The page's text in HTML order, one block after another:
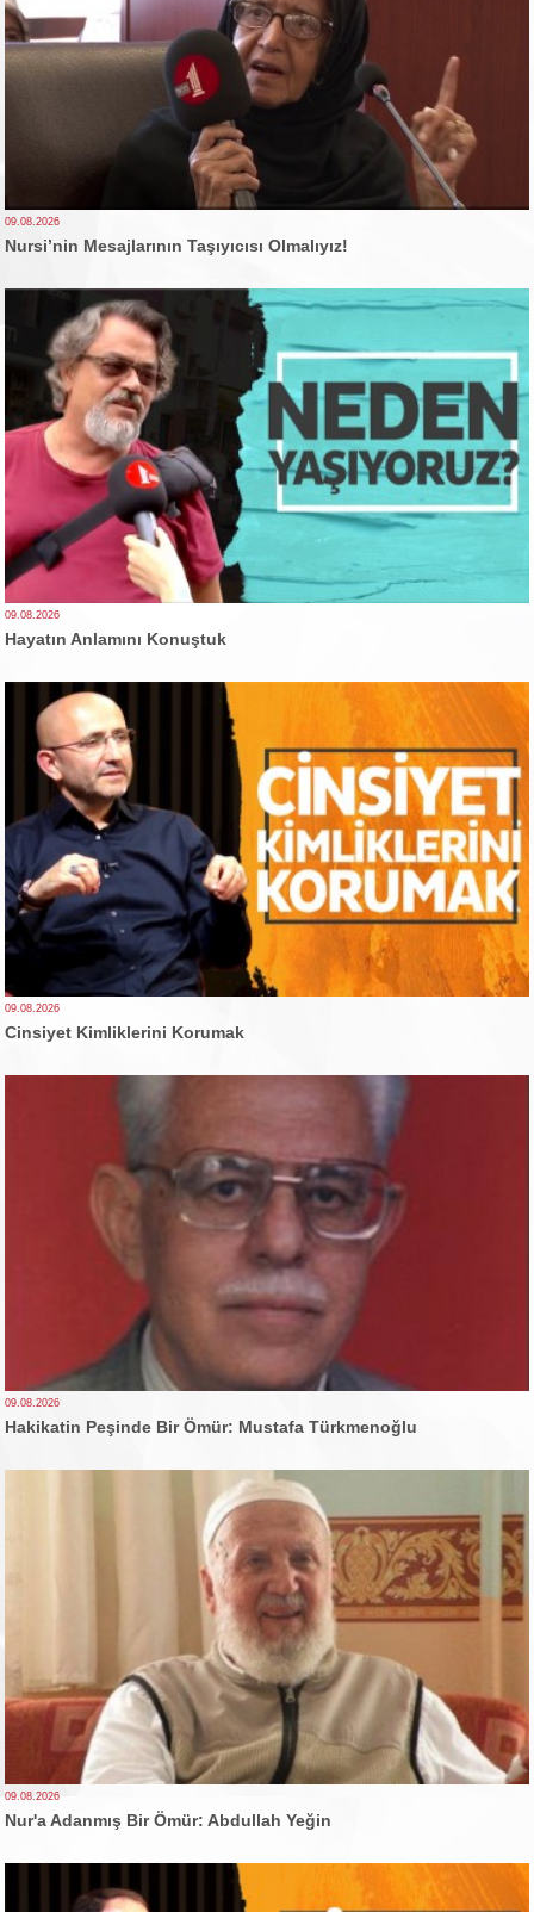
09.08.2026
Nursi’nin Mesajlarının Taşıyıcısı Olmalıyız!
09.08.2026
Hayatın Anlamını Konuştuk
09.08.2026
Cinsiyet Kimliklerini Korumak
09.08.2026
Hakikatin Peşinde Bir Ömür: Mustafa Türkmenoğlu
09.08.2026
Nur'a Adanmış Bir Ömür: Abdullah Yeğin